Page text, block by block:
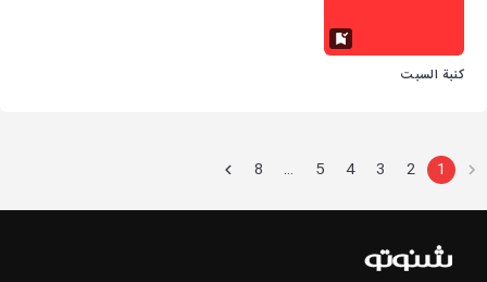
كنبة السبت
1
2
3
4
5
…
8